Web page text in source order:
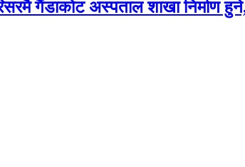
गैंडाकोट अस्पताल शाखा निर्माण